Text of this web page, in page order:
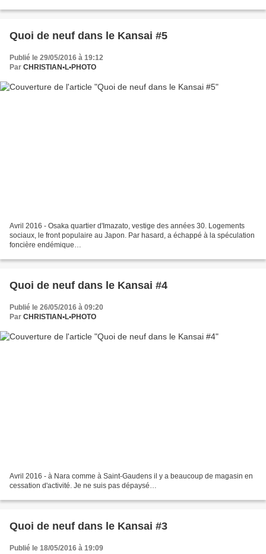
Quoi de neuf dans le Kansai #5
Publié le 29/05/2016 à 19:12
Par CHRISTIAN•L•PHOTO
Avril 2016 - Osaka quartier d'Imazato, vestige des années 30. Logements
sociaux, le front populaire au Japon. Par hasard, a échappé à la spéculation
foncière endémique…
Quoi de neuf dans le Kansai #4
Publié le 26/05/2016 à 09:20
Par CHRISTIAN•L•PHOTO
Avril 2016 - à Nara comme à Saint-Gaudens il y a beaucoup de magasin en
cessation d'activité. Je ne suis pas dépaysé…
Quoi de neuf dans le Kansai #3
Publié le 18/05/2016 à 19:09